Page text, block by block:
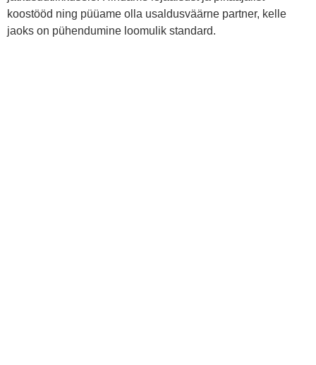
koostööd ning püüame olla usaldusväärne partner, kelle
jaoks on pühendumine loomulik standard.